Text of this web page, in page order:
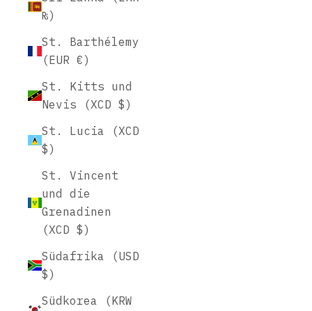
₨)
St. Barthélemy
(EUR €)
St. Kitts und
Nevis (XCD $)
St. Lucia (XCD
$)
St. Vincent
und die
Grenadinen
(XCD $)
Südafrika (USD
$)
Südkorea (KRW